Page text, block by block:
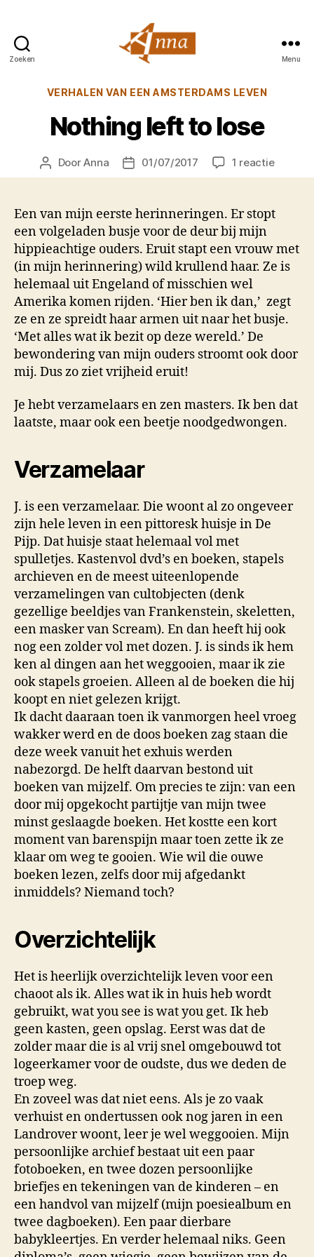
Zoeken
van
Menu
Categorieën
VERHALEN VAN EEN AMSTERDAMS LEVEN
Nothing left to lose
Berichtauteur
DoorAnna Berichtdatum
01/07/2017 1 reactieop
Nothing
to
Een van mijn eerste herinneringen. Er stopt
een volgeladen busje voor de deur bij mijn
hippieachtige ouders. Eruit stapt een vrouw met
(in mijn herinnering) wild krullend haar. Ze is
helemaal uit Engeland of misschien wel
Amerika komen rijden. ‘Hier ben ik dan,’ zegt
ze en ze spreidt haar armen uit naar het busje.
‘Met alles wat ik bezit op deze wereld.’ De
bewondering van mijn ouders stroomt ook door
mij. Dus zo ziet vrijheid eruit!
Je hebt verzamelaars en zen masters. Ik ben dat
laatste, maar ook een beetje noodgedwongen.
Verzamelaar
J. is een verzamelaar. Die woont al zo ongeveer
zijn hele leven in een pittoresk huisje in De
Pijp. Dat huisje staat helemaal vol met
spulletjes. Kastenvol dvd’s en boeken, stapels
archieven en de meest uiteenlopende
verzamelingen van cultobjecten (denk
gezellige beeldjes van Frankenstein, skeletten,
een masker van Scream). En dan heeft hij ook
nog een zolder vol met dozen. J. is sinds ik hem
ken al dingen aan het weggooien, maar ik zie
ook stapels groeien. Alleen al de boeken die hij
koopt en niet gelezen krijgt.
Ik dacht daaraan toen ik vanmorgen heel vroeg
wakker werd en de doos boeken zag staan die
deze week vanuit het exhuis werden
nabezorgd. De helft daarvan bestond uit
boeken van mijzelf. Om precies te zijn: van een
door mij opgekocht partijtje van mijn twee
minst geslaagde boeken. Het kostte een kort
moment van barenspijn maar toen zette ik ze
klaar om weg te gooien. Wie wil die ouwe
boeken lezen, zelfs door mij afgedankt
inmiddels? Niemand toch?
Overzichtelijk
Het is heerlijk overzichtelijk leven voor een
chaoot als ik. Alles wat ik in huis heb wordt
gebruikt, wat you see is wat you get. Ik heb
geen kasten, geen opslag. Eerst was dat de
zolder maar die is al vrij snel omgebouwd tot
logeerkamer voor de oudste, dus we deden de
troep weg.
En zoveel was dat niet eens. Als je zo vaak
verhuist en ondertussen ook nog jaren in een
Landrover woont, leer je wel weggooien. Mijn
persoonlijke archief bestaat uit een paar
fotoboeken, en twee dozen persoonlijke
briefjes en tekeningen van de kinderen – en
een handvol van mijzelf (mijn poesiealbum en
twee dagboeken). Een paar dierbare
babykleertjes. En verder helemaal niks. Geen